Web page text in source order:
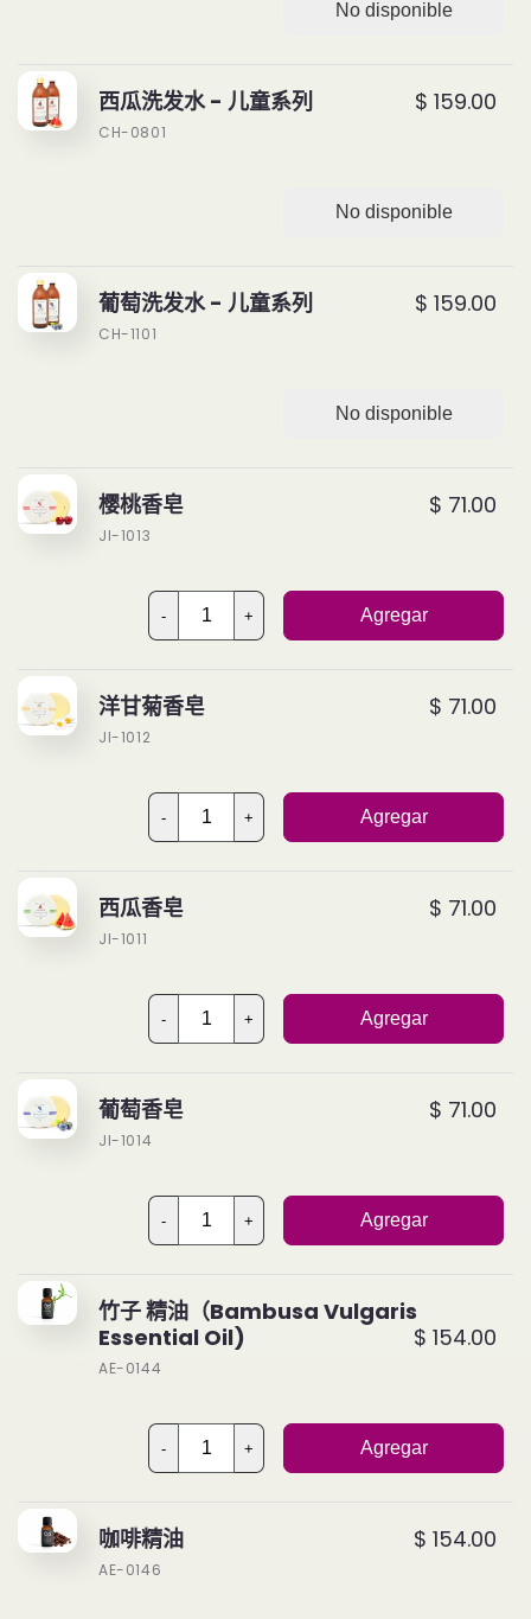
No disponible
西瓜洗发水 - 儿童系列 $ 159.00
CH-0801
No disponible
葡萄洗发水 - 儿童系列 $ 159.00
CH-1101
No disponible
樱桃香皂 $ 71.00
JI-1013
- + Agregar
洋甘菊香皂 $ 71.00
JI-1012
- + Agregar
西瓜香皂 $ 71.00
JI-1011
- + Agregar
葡萄香皂 $ 71.00
JI-1014
- + Agregar
竹子 精油（Bambusa Vulgaris
Essential Oil)
$ 154.00
AE-0144
- + Agregar
咖啡精油 $ 154.00
AE-0146